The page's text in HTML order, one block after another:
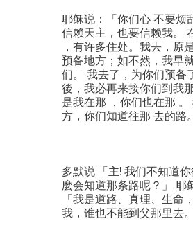
耶稣说：「你们心 不要烦
信赖天主，也要信赖我。
，有许多住处。我去，原
预备地方；如不然，我早
们。 我去了，为你们预备
後，我必再来接你们到我
是我在那 ，你们也在那 。
方，你们知道往那 去的路
多默说:「主! 我们不知道
麽会知道那条路呢？」 耶
「我是道路、真理、生命
我，谁也不能到父那里去。